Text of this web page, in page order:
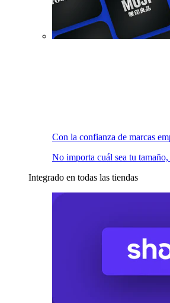
Con la confianza de marcas
No importa cuál sea tu
Integrado en todas las tiendas